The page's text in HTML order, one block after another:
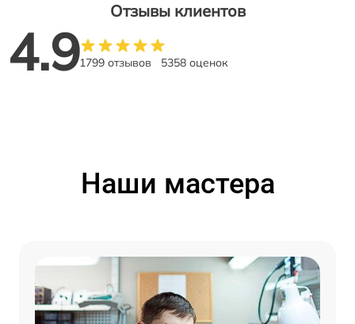
Отзывы клиентов
4.91799 отзывов 5358 оценок
Наши мастера